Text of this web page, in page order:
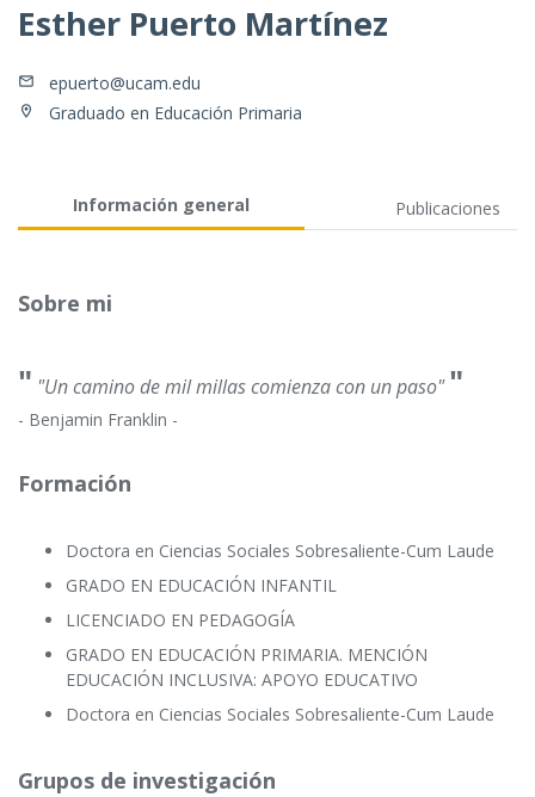
Esther Puerto Martínez
epuerto@ucam.edu
Graduado en Educación Primaria
Información general Publicaciones
Sobre mi
" "Un camino de mil millas comienza con un paso" "
- Benjamin Franklin -
Formación
Doctora en Ciencias Sociales Sobresaliente-Cum Laude
GRADO EN EDUCACIÓN INFANTIL
LICENCIADO EN PEDAGOGÍA
GRADO EN EDUCACIÓN PRIMARIA. MENCIÓN
EDUCACIÓN INCLUSIVA: APOYO EDUCATIVO
Doctora en Ciencias Sociales Sobresaliente-Cum Laude
Grupos de investigación